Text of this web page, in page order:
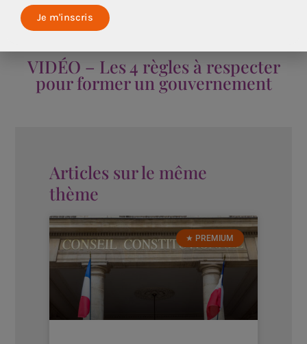
Michel Barnier de rester à son poste tout en composant
un nouveau gouvernement.
VIDÉO – Les 4 règles à respecter
pour former un gouvernement
Articles sur le même
thème
★ PREMIUM